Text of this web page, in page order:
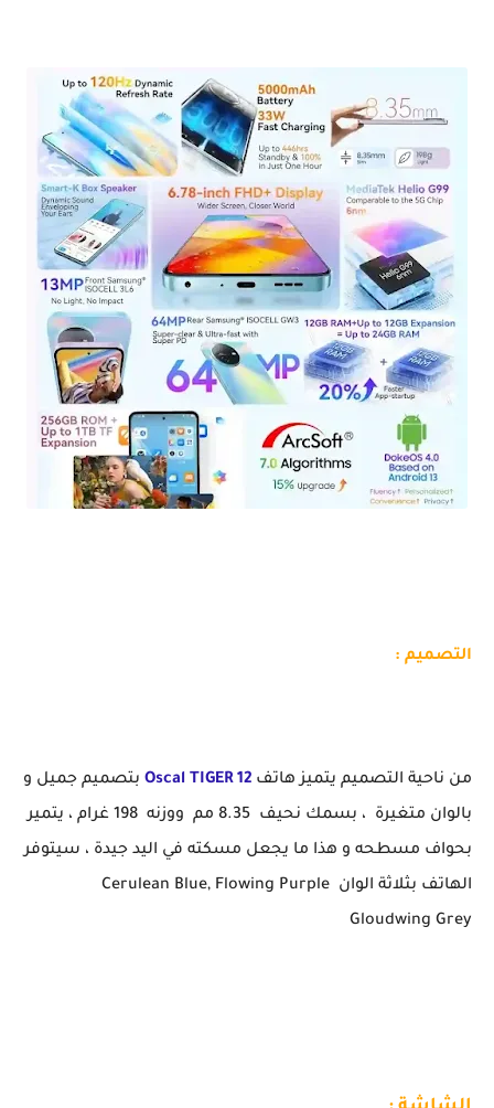
التصميم :
من ناحية التصميم يتميز هاتف Oscal TIGER 12 بتصميم جميل و
بالوان متغيرة ، بسمك نحيف 8.35 مم ووزنه 198 غرام ، يتمير
بحواف مسطحه و هذا ما يجعل مسكته في اليد جيدة ، سيتوفر
الهاتف بثلاثة الوان Cerulean Blue, Flowing Purple
Gloudwing Grey